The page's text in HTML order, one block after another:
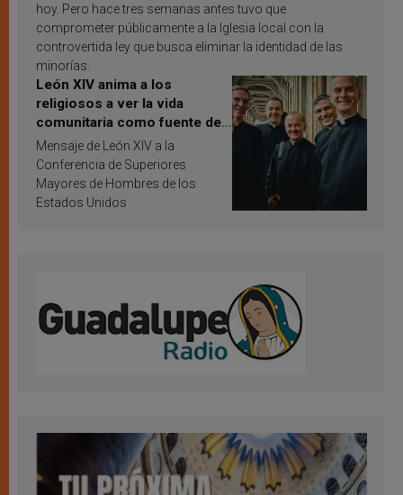
hoy. Pero hace tres semanas antes tuvo que
comprometer públicamente a la Iglesia local con la
controvertida ley que busca eliminar la identidad de las
minorías.
León XIV anima a los
religiosos a ver la vida
comunitaria como fuente de
inspiración y santificación
Mensaje de León XIV a la
Conferencia de Superiores
Mayores de Hombres de los
Estados Unidos